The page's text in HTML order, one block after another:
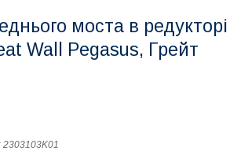
моста в редукторі
Wall Pegasus, Грейт
2303103K01